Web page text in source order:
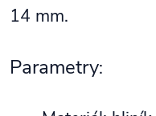
14 mm.
Parametry: